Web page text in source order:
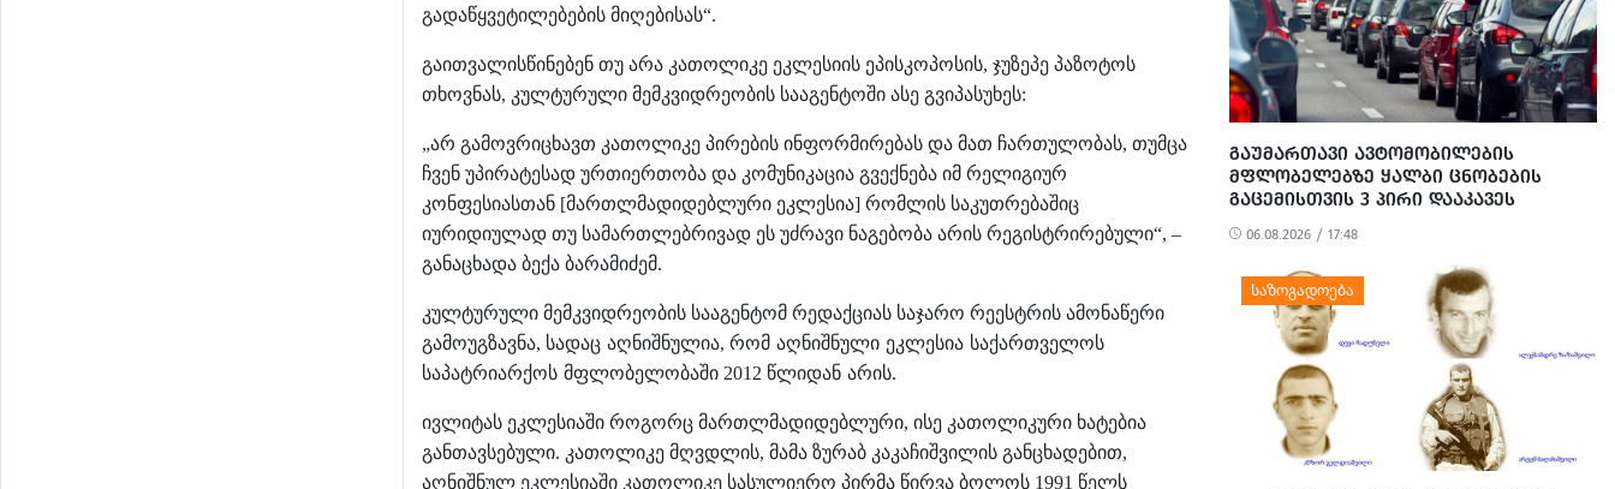
გადაწყვეტილებებისმიღებისას“.
გაითვალისწინებენთუარა კათოლიკე ეკლესიის ეპისკოპოსის, ჯუზეპეპაზოტოს
თხოვნას, კულტურულიმემკვიდრეობის სააგენტოშიასეგვიპასუხეს:
„არ გამოვრიცხავთ კათოლიკეპირებისინფორმირებასდამათ ჩართულობას, თუმცა
ჩვენუპირატესადურთიერთობადა კომუნიკაციაგვექნებაიმრელიგიურ
კონფესიასთან [მართლმადიდებლური ეკლესია] რომლის საკუთრებაშიც
იურიდიულადთუ სამართლებრივად ესუძრავი ნაგებობაარისრეგისტრირებული“, –
განაცხადაბექაბარამიძემ.
კულტურულიმემკვიდრეობის სააგენტომრედაქციას საჯარო რეესტრის ამონაწერი
გამოუგზავნა, სადაც აღნიშნულია, რომ აღნიშნული ეკლესია საქართველოს
საპატრიარქოს მფლობელობაში 2012 წლიდან არის.
ივლიტას ეკლესიაშიროგორცმართლმადიდებლური, ისე კათოლიკური ხატებია
განთავსებული. კათოლიკემღვდლის, მამაზურაბ კაკაჩიშვილისგანცხადებით,
აღნიშნულ ეკლესიაში კათოლიკე სასულიერო პირმა წირვაბოლოს 1991 წელს
ᲒᲐᲣᲛᲐᲠᲗᲐᲕᲘ ᲐᲕᲢᲝᲛᲝᲑᲘᲚᲔᲑᲘᲡ
ᲛᲤᲚᲝᲑᲔᲚᲔᲑᲖᲔ ᲧᲐᲚᲑᲘ ᲪᲜᲝᲑᲔᲑᲘᲡ
ᲒᲐᲪᲔᲛᲘᲡᲗᲕᲘᲡ 3 ᲞᲘᲠᲘ ᲓᲐᲐᲙᲐᲕᲔᲡ
06.08.2026 / 17:48